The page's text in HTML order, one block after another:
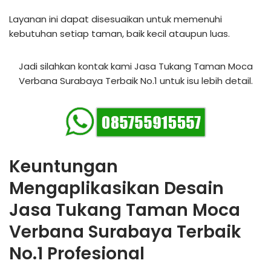
Layanan ini dapat disesuaikan untuk memenuhi
kebutuhan setiap taman, baik kecil ataupun luas.
Jadi silahkan kontak kami Jasa Tukang Taman Moca
Verbana Surabaya Terbaik No.1 untuk isu lebih detail.
Keuntungan
Mengaplikasikan Desain
Jasa Tukang Taman Moca
Verbana Surabaya Terbaik
No.1 Profesional